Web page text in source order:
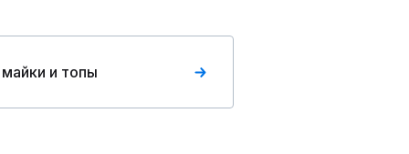
и топы